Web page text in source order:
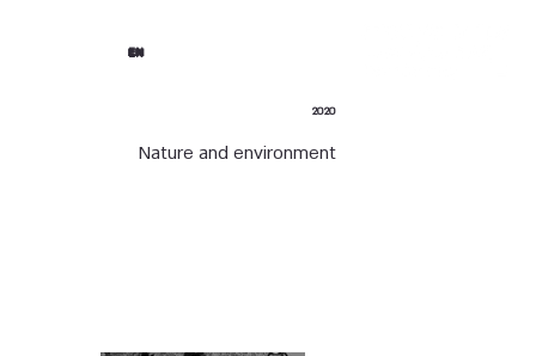
EN
2020
Nature and environment